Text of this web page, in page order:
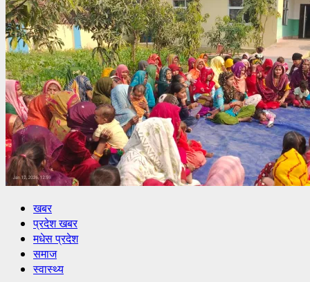
खबर
प्रदेश खबर
मधेस प्रदेश
समाज
स्वास्थ्य